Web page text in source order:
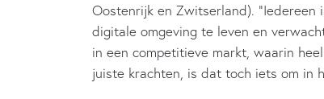
Oostenrijk en Zwitserland). “Iedereen
digitale omgeving te leven en
in een competitieve markt, waarin
juiste krachten, is dat toch iets om in